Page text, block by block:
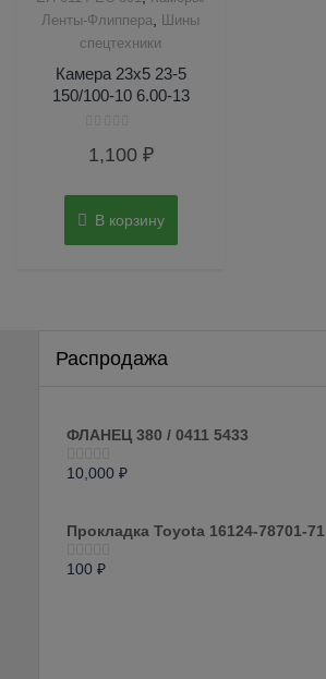
Ленты-Флиппера, Шины
спецтехники
Камера 23х5 23-5
150/100-10 6.00-13
0
1,100 ₽
В корзину
Распродажа
ФЛАНЕЦ 380 / 0411 5433
Оценка
5
10,000 ₽
Прокладка Toyota 16124-78701-71
Оценка
100 ₽